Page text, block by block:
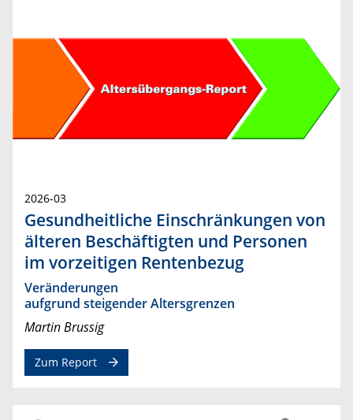
2026-03
Gesundheitliche Einschränkungen von
älteren Beschäftigten und Personen
im vorzeitigen Rentenbezug
Veränderungen
aufgrund steigender Altersgrenzen
Martin Brussig
Zum Report